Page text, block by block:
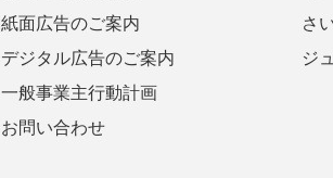
紙面広告のご案内
デジタル広告のご案内
一般事業主行動計画
お問い合わせ
さ
ジ